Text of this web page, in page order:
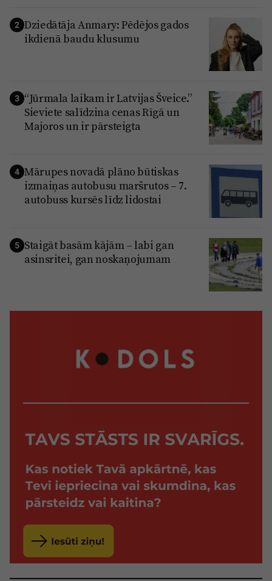
2 Dziedātāja Anmary: Pēdējos gados
ikdienā baudu klusumu
3 “Jūrmala laikam ir Latvijas Šveice.”
Sieviete salīdzina cenas Rīgā un
Majoros un ir pārsteigta
4 Mārupes novadā plāno būtiskas
izmaiņas autobusu maršrutos – 7.
autobuss kursēs līdz lidostai
5 Staigāt basām kājām – labi gan
asinsritei, gan noskaņojumam